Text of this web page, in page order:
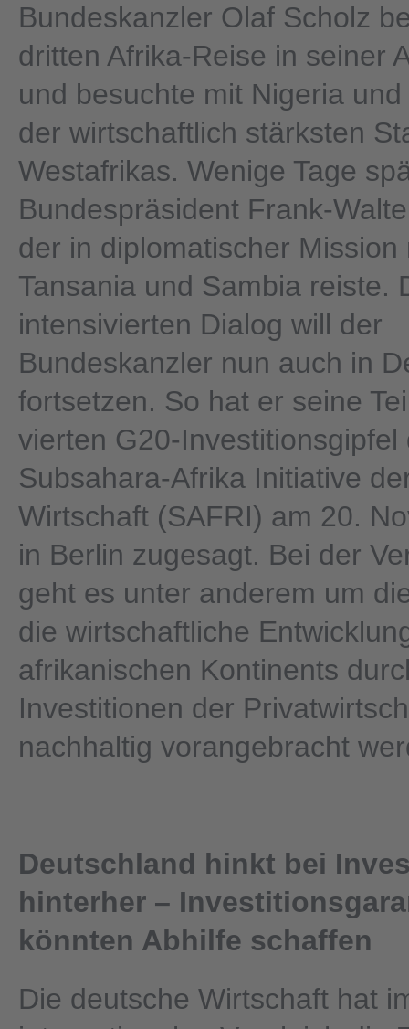
Bundeskanzler Olaf Scholz
dritten Afrika-Reise in seiner
und besuchte mit Nigeria
der wirtschaftlich stärksten
Westafrikas. Wenige Tage
Bundespräsident Frank-
der in diplomatischer Mission
Tansania und Sambia reiste.
intensivierten Dialog will der
Bundeskanzler nun auch in
fortsetzen. So hat er seine
vierten G20-Investitionsgipfel
Subsahara-Afrika Initiative
Wirtschaft (SAFRI) am 20.
in Berlin zugesagt. Bei der
geht es unter anderem um
die wirtschaftliche
afrikanischen Kontinents
Investitionen der
nachhaltig vorangebracht
Deutschland hinkt bei
hinterher –
könnten Abhilfe schaffen
Die deutsche Wirtschaft hat